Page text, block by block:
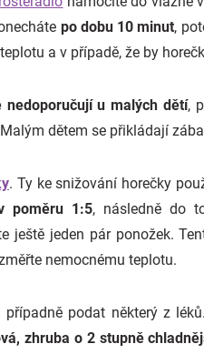
po dobu 10 minut,
a v případě, že by
nedoporučují u malých dětí,
dětem se přikládají
. Ty ke snižování horečky
poměru 1:5, následně do
ještě jeden pár ponožek.
nemocnému teplotu.
podat některý z
zhruba o 2 stupně